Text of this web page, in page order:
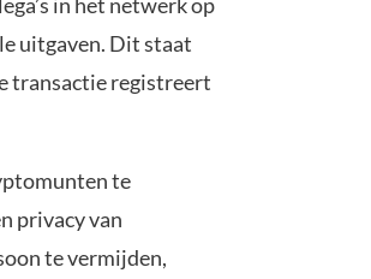
uitgaven. Dit staat
transactie registreert
te
privacy van
te vermijden,